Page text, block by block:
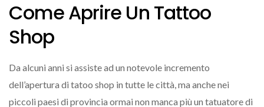
Come Aprire Un Tattoo
Shop
Da alcuni anni si assiste ad un notevole incremento
dell’apertura di tatoo shop in tutte le città, ma anche nei
piccoli paesi di provincia ormai non manca più un tatuatore di